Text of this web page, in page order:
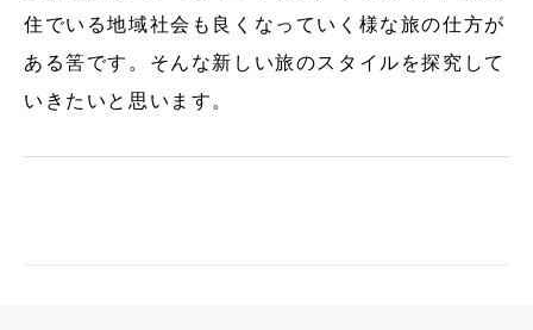
住でいる地域社会も良くなっていく様な旅の仕方が
ある筈です。そんな新しい旅のスタイルを探究して
いきたいと思います。